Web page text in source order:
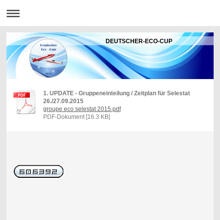
DEUTSCHER-ECO-CUP
1. UPDATE - Gruppeneinteilung / Zeitplan für Selestat
26./27.09.2015
groupe eco selestat 2015.pdf
PDF-Dokument [16.3 KB]